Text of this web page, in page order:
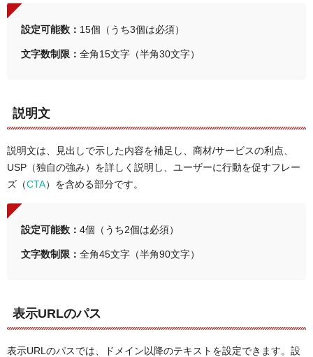
設定可能数： 15個（うち3個は必須）
文字数制限： 全角15文字（半角30文字）
説明文
説明文は、見出しで示した内容を補足し、商材/サービスの利点、
USP（独自の強み）を詳しく説明し、ユーザーに行動を促すフレー
ズ（CTA）を含める部分です。
設定可能数： 4個（うち2個は必須）
文字数制限： 全角45文字（半角90文字）
表示URLのパス
表示URLのパスでは、ドメイン以降のテキストを設定できます。設